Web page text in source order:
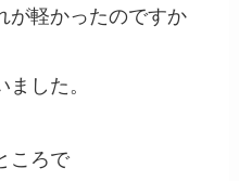
が軽かったのですか
した。
ころで